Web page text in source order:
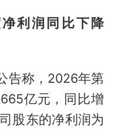
利润同比下降
告称，2026年第
亿元，同比增
股东的净利润为